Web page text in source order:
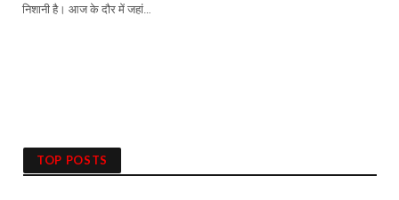
निशानी है। आज के दौर में जहां…
TOP POSTS